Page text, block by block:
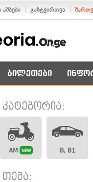
განტვირთვა
ბილეთები
AM NEW B, B1